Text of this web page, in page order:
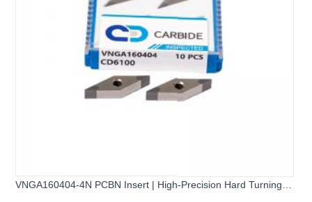
VNGA160404-4N PCBN Insert | High-Precision Hard Turning